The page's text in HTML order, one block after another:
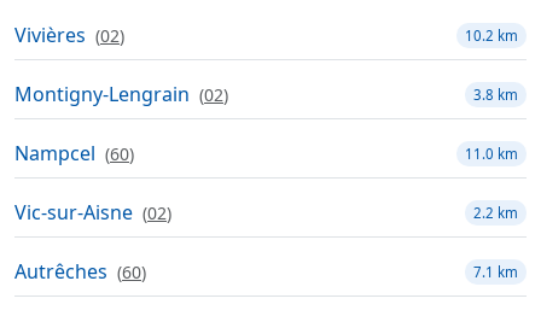
Vivières (02) 10.2 km
Montigny-Lengrain (02) 3.8 km
Nampcel (60) 11.0 km
Vic-sur-Aisne (02) 2.2 km
Autrêches (60) 7.1 km